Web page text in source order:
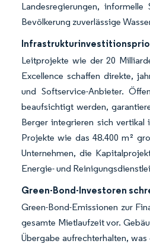
Landesregierungen,
Bevölkerung zuverlässige
Leitprojekte wie der 20
Excellence schaffen direkte,
und Softservice-Anbieter.
beaufsichtigt werden,
Berger integrieren sich
Projekte wie das 48.400 m²
Unternehmen, die
Energie- und
Green-Bond-Investoren
Green-Bond-Emissionen zur
gesamte Mietlaufzeit vor.
Übergabe aufrechterhalten,